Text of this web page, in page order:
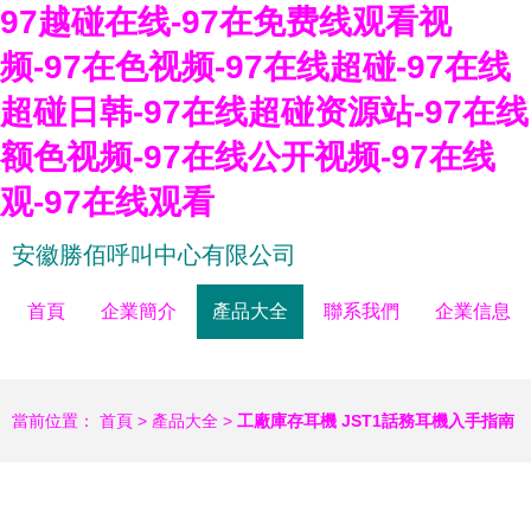
97越碰在线-97在免费线观看视
频-97在色视频-97在线超碰-97在线
超碰日韩-97在线超碰资源站-97在线
额色视频-97在线公开视频-97在线
观-97在线观看
安徽勝佰呼叫中心有限公司
首頁 企業簡介 產品大全 聯系我們 企業信息
當前位置： 首頁 > 產品大全 > 工廠庫存耳機 JST1話務耳機入手指南